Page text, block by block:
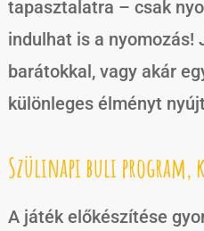
tapasztalatra – csak
indulhat is a
barátokkal, vagy akár
különleges élményt
Szülinapi buli program,
A játék előkészítése